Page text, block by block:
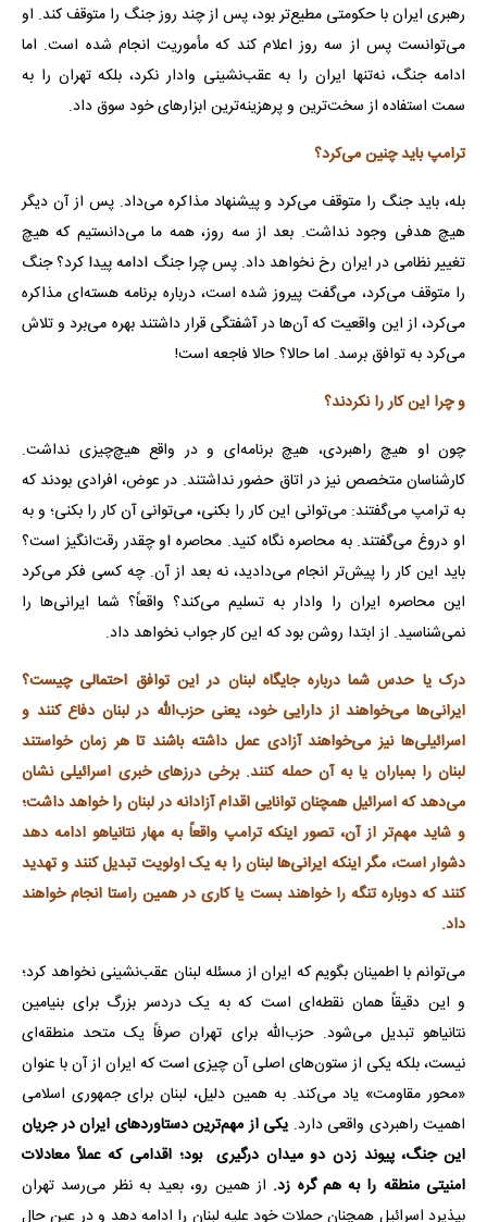
رهبری ایران با حکومتی مطیع‌تر بود، پس از چند روز جنگ را متوقف کند. او
می‌توانست پس از سه روز اعلام کند که مأموریت انجام شده است. اما
ادامه جنگ، نه‌تنها ایران را به عقب‌نشینی وادار نکرد، بلکه تهران را به
سمت استفاده از سخت‌ترین و پرهزینه‌ترین ابزارهای خود سوق داد.
ترامپ باید چنین می‌کرد؟
بله، باید جنگ را متوقف می‌کرد و پیشنهاد مذاکره می‌داد. پس از آن دیگر
هیچ هدفی وجود نداشت. بعد از سه روز، همه ما می‌دانستیم که هیچ
تغییر نظامی در ایران رخ نخواهد داد. پس چرا جنگ ادامه پیدا کرد؟ جنگ
را متوقف می‌کرد، می‌گفت پیروز شده است، درباره برنامه هسته‌ای مذاکره
می‌کرد، از این واقعیت که آن‌ها در آشفتگی قرار داشتند بهره می‌برد و تلاش
می‌کرد به توافق برسد. اما حالا؟ حالا فاجعه است!
و چرا این کار را نکردند؟
چون او هیچ راهبردی، هیچ برنامه‌ای و در واقع هیچ‌چیزی نداشت.
کارشناسان متخصص نیز در اتاق حضور نداشتند. در عوض، افرادی بودند که
به ترامپ می‌گفتند: می‌توانی این کار را بکنی، می‌توانی آن کار را بکنی؛ و به
او دروغ می‌گفتند. به محاصره نگاه کنید. محاصره او چقدر رقت‌انگیز است؟
باید این کار را پیش‌تر انجام می‌دادید، نه بعد از آن. چه کسی فکر می‌کرد
این محاصره ایران را وادار به تسلیم می‌کند؟ واقعاً؟ شما ایرانی‌ها را
نمی‌شناسید. از ابتدا روشن بود که این کار جواب نخواهد داد.
درک یا حدس شما درباره جایگاه لبنان در این توافق احتمالی چیست؟
ایرانی‌ها می‌خواهند از دارایی خود، یعنی حزب‌الله در لبنان دفاع کنند و
اسرائیلی‌ها نیز می‌خواهند آزادی عمل داشته باشند تا هر زمان خواستند
لبنان را بمباران یا به آن حمله کنند. برخی درزهای خبری اسرائیلی نشان
می‌دهد که اسرائیل همچنان توانایی اقدام آزادانه در لبنان را خواهد داشت؛
و شاید مهم‌تر از آن، تصور اینکه ترامپ واقعاً به مهار نتانیاهو ادامه دهد
دشوار است، مگر اینکه ایرانی‌ها لبنان را به یک اولویت تبدیل کنند و تهدید
کنند که دوباره تنگه را خواهند بست یا کاری در همین راستا انجام خواهند
داد.
می‌توانم با اطمینان بگویم که ایران از مسئله لبنان عقب‌نشینی نخواهد کرد؛
و این دقیقاً همان نقطه‌ای است که به یک دردسر بزرگ برای بنیامین
نتانیاهو تبدیل می‌شود. حزب‌الله برای تهران صرفاً یک متحد منطقه‌ای
نیست، بلکه یکی از ستون‌های اصلی آن چیزی است که ایران از آن با عنوان
«محور مقاومت» یاد می‌کند. به همین دلیل، لبنان برای جمهوری اسلامی
اهمیت راهبردی واقعی دارد. یکی از مهم‌ترین دستاوردهای ایران در جریان
این جنگ، پیوند زدن دو میدان درگیری بود؛ اقدامی که عملاً معادلات
امنیتی منطقه را به هم گره زد. از همین رو، بعید به نظر می‌رسد تهران
بپذیرد اسرائیل همچنان حملات خود علیه لبنان را ادامه دهد و در عین حال